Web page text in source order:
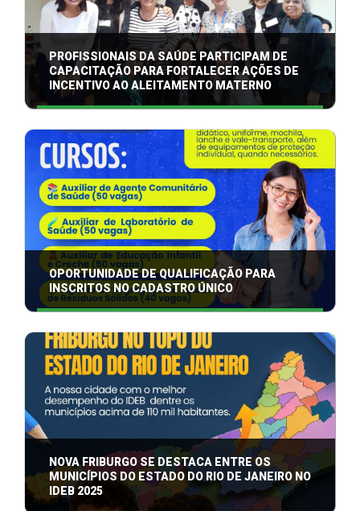
PROFISSIONAIS DA SAÚDE PARTICIPAM DE
CAPACITAÇÃO PARA FORTALECER AÇÕES DE
INCENTIVO AO ALEITAMENTO MATERNO
OPORTUNIDADE DE QUALIFICAÇÃO PARA
INSCRITOS NO CADASTRO ÚNICO
NOVA FRIBURGO SE DESTACA ENTRE OS
MUNICÍPIOS DO ESTADO DO RIO DE JANEIRO NO
IDEB 2025